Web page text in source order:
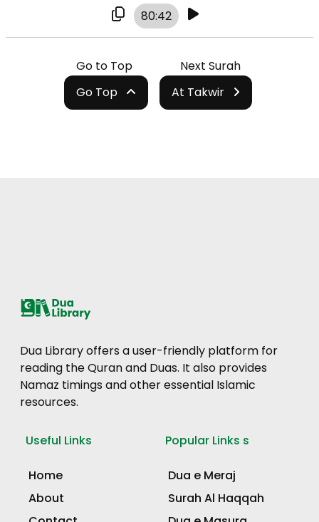
80:42
Go to Top
Go Top
Next Surah
At Takwir
Dua Library offers a user-friendly platform for
reading the Quran and Duas. It also provides
Namaz timings and other essential Islamic
resources.
Useful Links
Home
About
Popular Links s
Dua e Meraj
Surah Al Haqqah